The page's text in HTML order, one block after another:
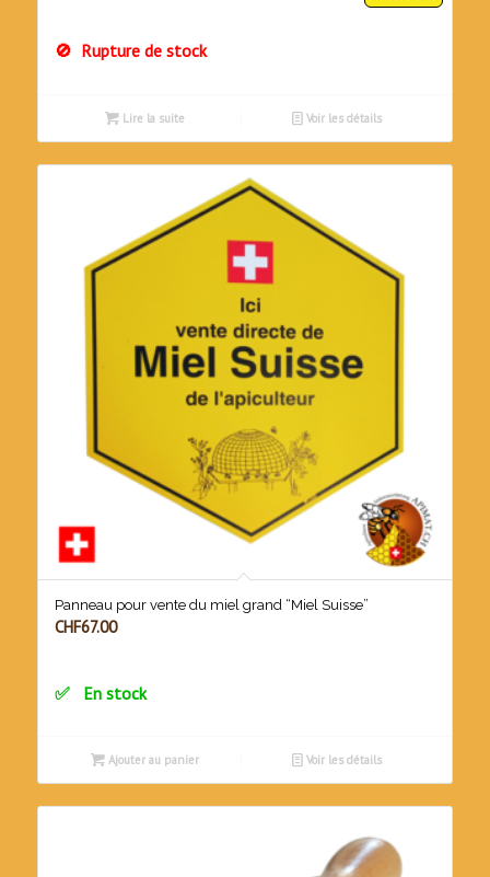
était :
Rupture de stock
Lire la suite Voir les détails
Panneau pour vente du miel grand “Miel Suisse”
CHF67.00
En stock
Ajouter au panier Voir les détails